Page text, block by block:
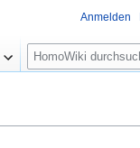
Anmelden
Suche